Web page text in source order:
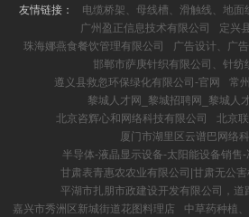
谱：一是**当归生姜羊肉汤**，
驱寒暖身的遵守；二是**山药
胃、增强免疫力；三是**黑豆红
友情链接：
电缆桥架、母线槽、滑触线、地面
广州盈正信息技术有限公司
定兴
珠海娜燕食餐饮管理有限公司
广告设计、广
邯郸市萨庚针织有限公司、针纺
遵义县救忽环保绿化有限公司-官网
常
黎城人才网_黎城招聘网_黎城人
北京咨辉心和网络科技有限公司
北京
厦门市湖里区云谱巴网络
半导体-液晶显示设备-太阳能设备销售
甘肃表青惠农农业有限公司|甘肃无公
平湖市扎朋市政建设开发有限公司，道
嘉兴市秀洲区新城街道花图料理店
中草药种植